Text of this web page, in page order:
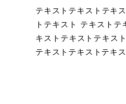
テキストテキストテキ
トテキスト テキスト
キストテキストテキス
テキストテキストテキ